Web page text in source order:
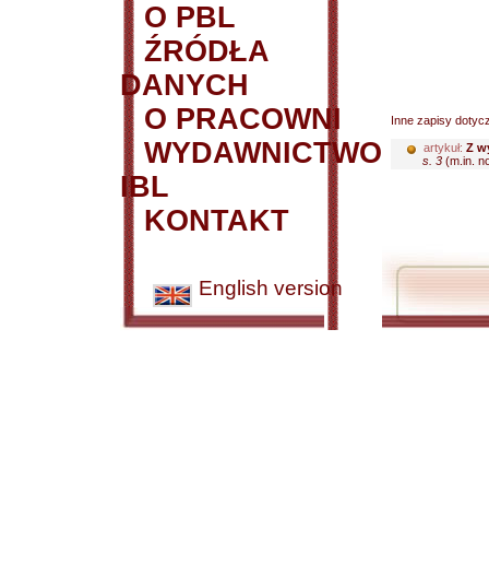
O PBL
ŹRÓDŁA
DANYCH
O PRACOWNI
WYDAWNICTWO
IBL
KONTAKT
English version
Inne zapisy
artykuł: Z
s. 3 (m.in.